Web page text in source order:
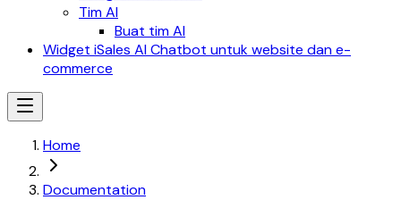
Tim AI
Buat tim AI
Widget iSales AI Chatbot untuk website dan e-
commerce
Home
Documentation